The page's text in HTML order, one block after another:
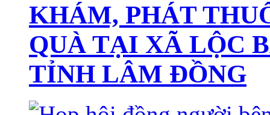
KHÁM, PHÁT
QUÀ TẠI XÃ LỘC
TỈNH LÂM ĐỒNG